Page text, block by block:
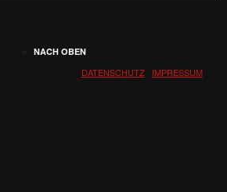
NACH OBEN
DATENSCHUTZ. IMPRESSUM